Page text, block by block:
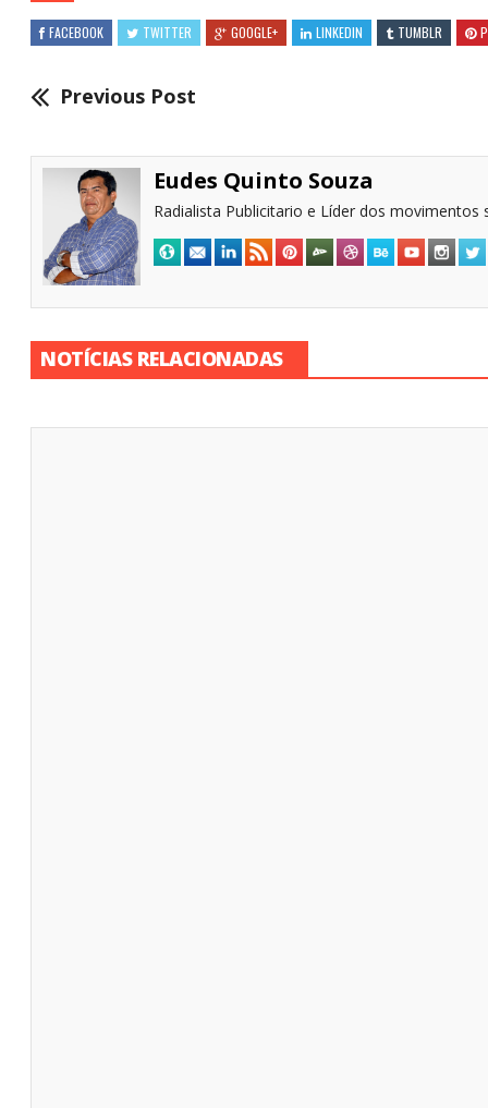
FACEBOOK TWITTER GOOGLE+ LINKEDIN TUMBLR
Previous Post
Eudes Quinto Souza
Radialista Publicitario e Líder dos movimentos
NOTÍCIAS RELACIONADAS